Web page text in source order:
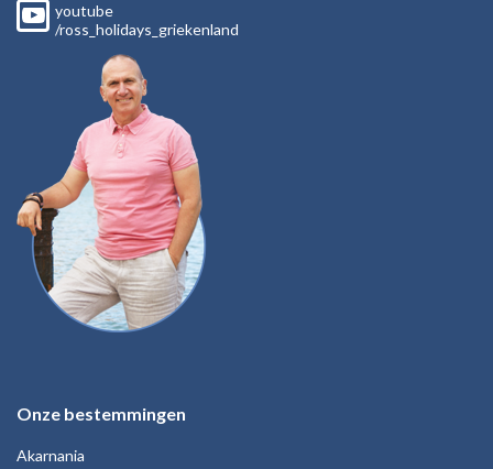
youtube
/ross_holidays_griekenland
Onze bestemmingen
Akarnania